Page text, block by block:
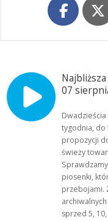
07
tygodnia, do
propozycji
świeży
piosenki,
przebojami.
sprzed 5,